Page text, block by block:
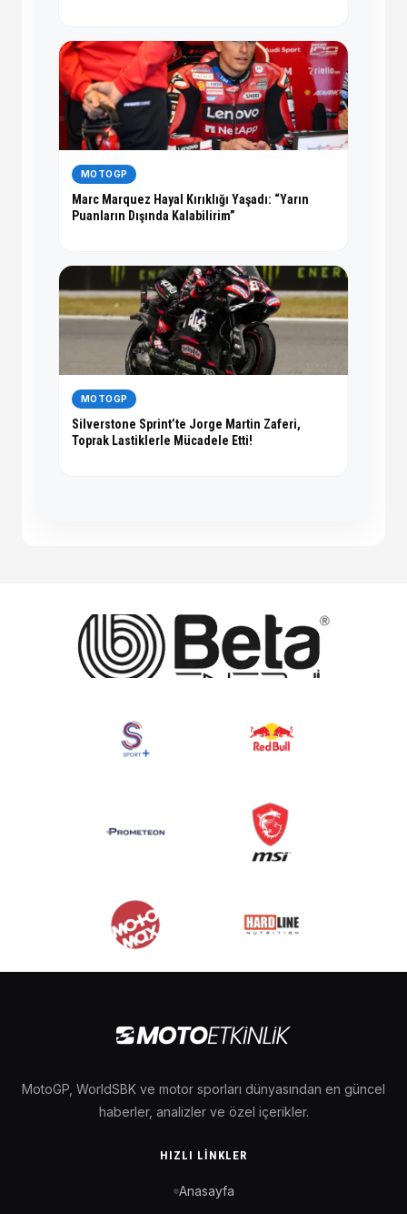
MOTOGP
Marc Marquez Hayal Kırıklığı Yaşadı: “Yarın
Puanların Dışında Kalabilirim”
MOTOGP
Silverstone Sprint’te Jorge Martin Zaferi,
Toprak Lastiklerle Mücadele Etti!
MotoGP, WorldSBK ve motor sporları dünyasından en güncel
haberler, analizler ve özel içerikler.
HIZLI LINKLER
Anasayfa